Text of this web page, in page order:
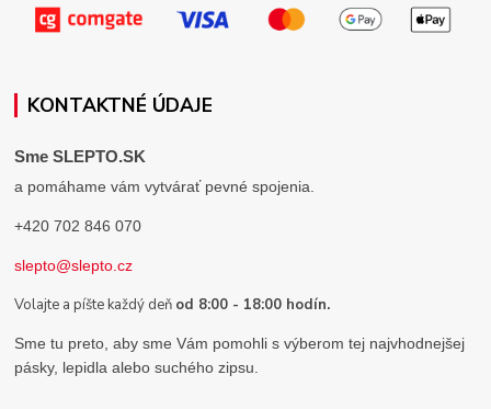
KONTAKTNÉ ÚDAJE
Sme SLEPTO.SK
a pomáhame vám vytvárať pevné spojenia.
+420 702 846 070
slepto@slepto.cz
Volajte a píšte každý deň od 8:00 - 18:00 hodín.
Sme tu preto, aby sme Vám pomohli s výberom tej najvhodnejšej
pásky, lepidla alebo suchého zipsu.